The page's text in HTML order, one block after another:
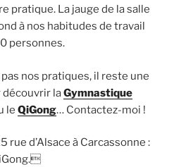
pratique. La jauge de la salle
à nos habitudes de travail
personnes.
nos pratiques, il reste une
découvrir laGymnastique
le QiGong… Contactez-moi !
rue d’Alsace à Carcassonne :